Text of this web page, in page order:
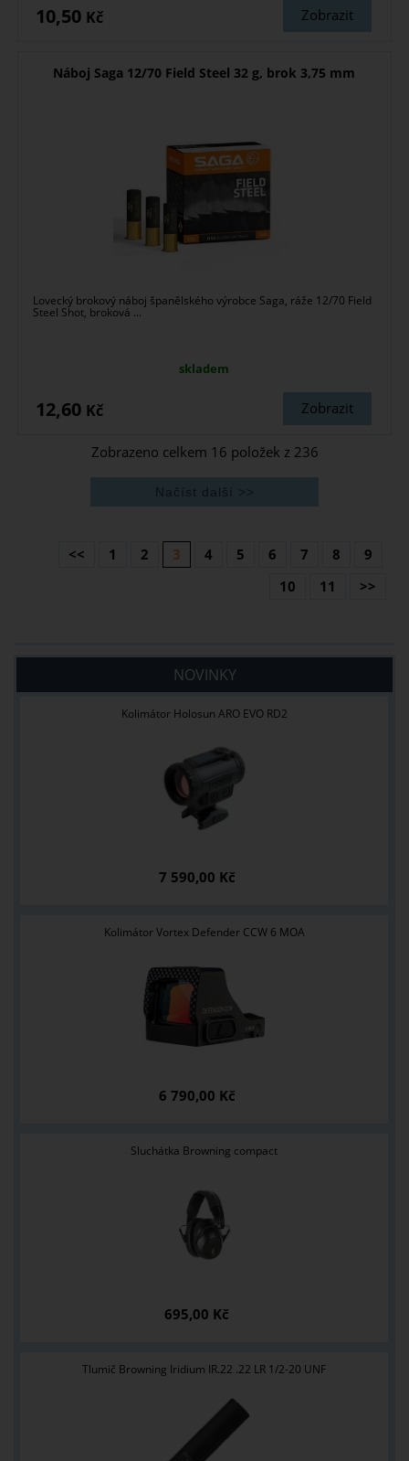
Zobrazit
10,50 Kč
Náboj Saga 12/70 Field Steel 32 g, brok 3,75 mm
Lovecký brokový náboj španělského výrobce Saga, ráže 12/70 Field
Steel Shot, broková ...
skladem
Zobrazit
12,60 Kč
Zobrazeno celkem 16 položek z 236
<< 1 2 3 4 5 6 7 8
9
10
11 >>
NOVINKY
Kolimátor Holosun ARO EVO RD2
7 590,00 Kč
Kolimátor Vortex Defender CCW 6 MOA
6 790,00 Kč
Sluchátka Browning compact
695,00 Kč
Tlumič Browning Iridium IR.22 .22 LR 1/2-20 UNF